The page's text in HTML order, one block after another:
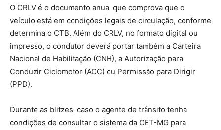
O CRLV é o documento anual que comprova que o
veículo está em condições legais de circulação, conforme
determina o CTB. Além do CRLV, no formato digital ou
impresso, o condutor deverá portar também a Carteira
Nacional de Habilitação (CNH), a Autorização para
Conduzir Ciclomotor (ACC) ou Permissão para Dirigir
(PPD).
Durante as blitzes, caso o agente de trânsito tenha
condições de consultar o sistema da CET-MG para